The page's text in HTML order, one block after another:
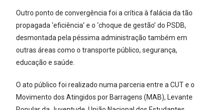
Outro ponto de convergência foi a crítica à falácia da tão
propagada ‘eficiência’ e o ‘choque de gestão’ do PSDB,
desmontada pela péssima administração também em
outras áreas como o transporte público, segurança,
educação e saúde.
O ato público foi realizado numa parceria entre a CUT e o
Movimento dos Atingidos por Barragens (MAB), Levante